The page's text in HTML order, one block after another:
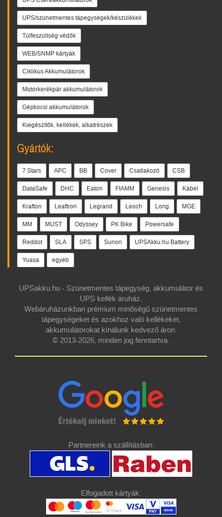
UPS/szünetmentes tápegységek/készülékek
Túlfeszültség védők
WEB/SNMP kártyák
Ciklikus Akkumulátorok
Motorkerékpár akkumulátorok
Gépkocsi akkumulátorok
Kiegészítők, kellékek, alkatrészek
Gyártók:
7 Stars APC BB Cover Csatlakozó CSB
DataSafe DHC Eaton FIAMM Genesis Kábel
Krafton Leaftron Legrand Leoch Long MGE
MM MUST Odyssey PK Bike Powersafe
Reddot SLA SPS Sunon UPSAkku.hu Battery
Yuasa egyéb
UPSakku.hu - Szünetmentes tápegység, akkumulátor és
UPS kellék áruház.
Webáruházunkban prémium minőségű szünetmentes
tápegységeket és azokhoz való kellékeket,
akkumulátorokat kínálunk kedvező áron.
© 2013-2026, minden jog fenntartva.
Partnereink a szállításban:
Elfogadott kártyák: